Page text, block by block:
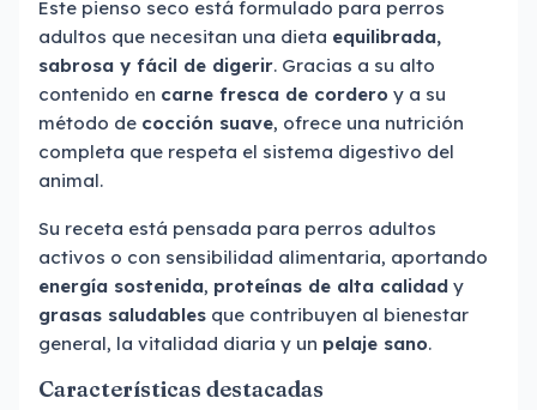
Este pienso seco está formulado para perros
adultos que necesitan una dieta equilibrada,
sabrosa y fácil de digerir. Gracias a su alto
contenido en carne fresca de cordero y a su
método de cocción suave, ofrece una nutrición
completa que respeta el sistema digestivo del
animal.
Su receta está pensada para perros adultos
activos o con sensibilidad alimentaria, aportando
energía sostenida, proteínas de alta calidad y
grasas saludables que contribuyen al bienestar
general, la vitalidad diaria y un pelaje sano.
Características destacadas